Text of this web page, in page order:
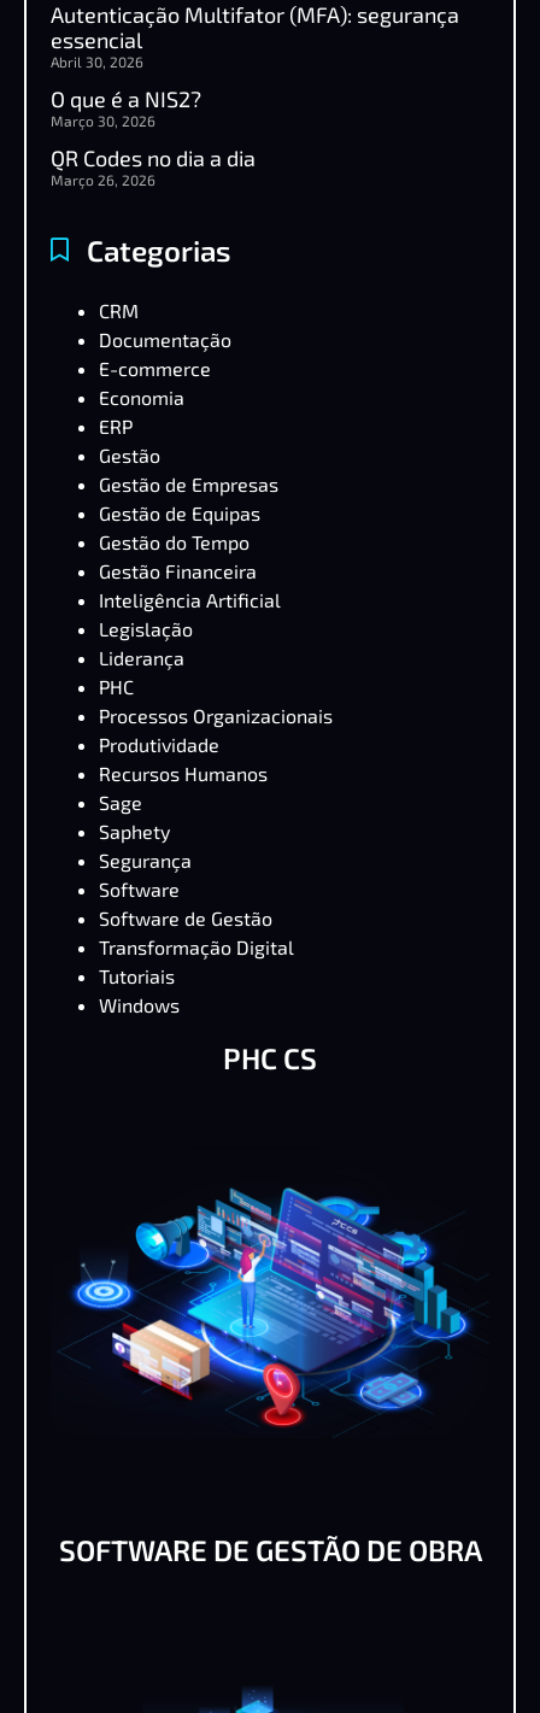
Autenticação Multifator (MFA): segurança
essencial
Abril 30, 2026
O que é a NIS2?
Março 30, 2026
QR Codes no dia a dia
Março 26, 2026
Categorias
CRM
Documentação
E-commerce
Economia
ERP
Gestão
Gestão de Empresas
Gestão de Equipas
Gestão do Tempo
Gestão Financeira
Inteligência Artificial
Legislação
Liderança
PHC
Processos Organizacionais
Produtividade
Recursos Humanos
Sage
Saphety
Segurança
Software
Software de Gestão
Transformação Digital
Tutoriais
Windows
PHC CS
SOFTWARE DE GESTÃO DE OBRA